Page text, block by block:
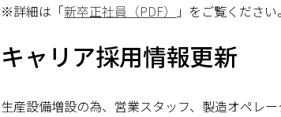
※詳細は「新卒正社員（PDF） 」をご覧ください。
キャリア採用情報更新
生産設備増設の為、営業スタッフ、製造オペレ